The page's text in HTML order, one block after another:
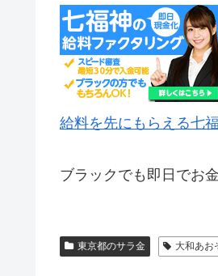
給料を先にもらえる七
ブラックでも即日でお
東京都のサラ金 大和あお